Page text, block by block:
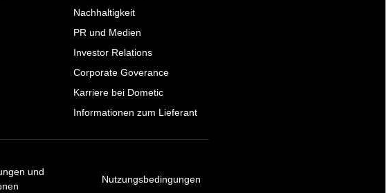
Nachhaltigkeit
PR und Medien
Investor Relations
Corporate Goverance
Karriere bei Dometic
Informationen zum Lieferant
und
Nutzungsbedingungen